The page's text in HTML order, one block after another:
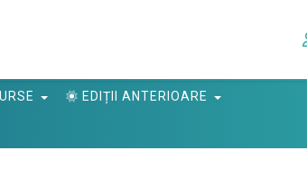
EDIȚII ANTERIOARE